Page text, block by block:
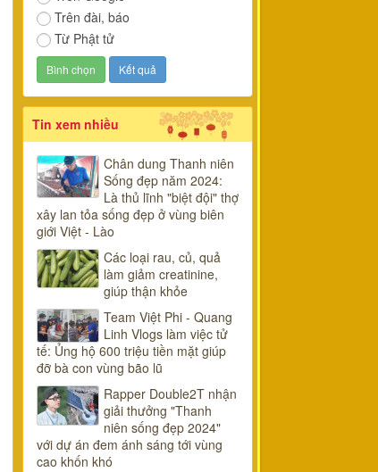
Trên đài, báo
Từ Phật tử
Tin xem nhiều
Chân dung Thanh niên
Sống đẹp năm 2024:
Là thủ lĩnh "biệt đội" thợ
xây lan tỏa sống đẹp ở vùng biên
giới Việt - Lào
Các loại rau, củ, quả
làm giảm creatinine,
giúp thận khỏe
Team Việt Phi - Quang
Linh Vlogs làm việc tử
tế: Ủng hộ 600 triệu tiền mặt giúp
đỡ bà con vùng bão lũ
Rapper Double2T nhận
giải thưởng "Thanh
niên sống đẹp 2024"
với dự án đem ánh sáng tới vùng
cao khốn khó